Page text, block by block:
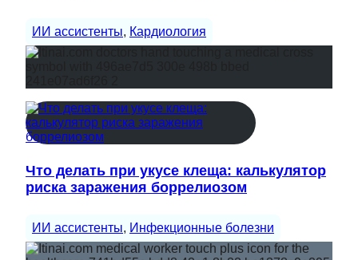
ИИ ассистенты, Кардиология
Что делать при укусе клеща: калькулятор
риска заражения боррелиозом
ИИ ассистенты, Инфекционные болезни